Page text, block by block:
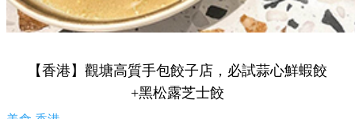
【香港】觀塘高質手包餃子店，必試蒜心鮮蝦餃
+黑松露芝士餃